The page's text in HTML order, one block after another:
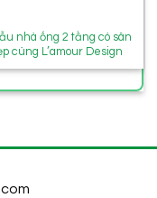
nhà ống 2 tầng có sân
cùng L’amour Design